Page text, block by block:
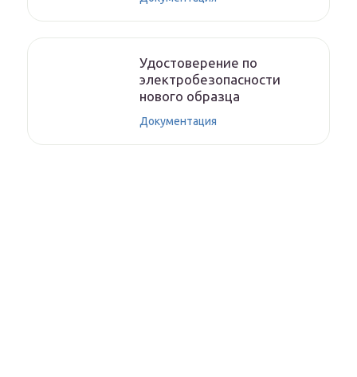
Удостоверение по
электробезопасности
нового образца
Документация